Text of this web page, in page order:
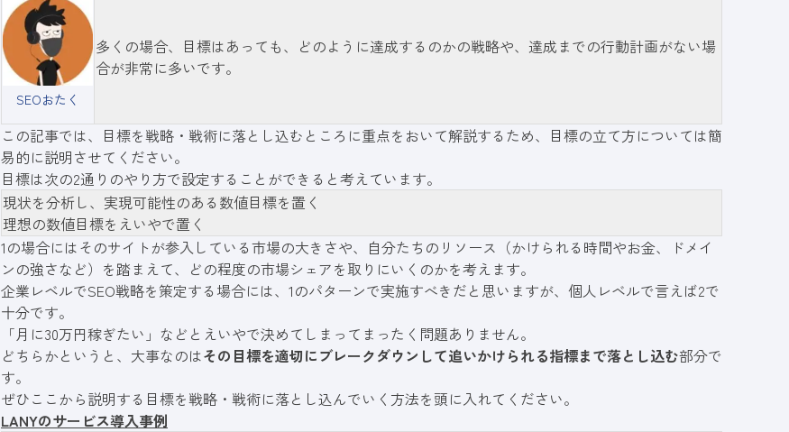
SEOおたく
多くの場合、目標はあっても、どのように達成するのかの戦略や、達成までの行動計画がない場
合が非常に多いです。
この記事では、目標を戦略・戦術に落とし込むところに重点をおいて解説するため、目標の立て方については簡
易的に説明させてください。
目標は次の2通りのやり方で設定することができると考えています。
現状を分析し、実現可能性のある数値目標を置く
理想の数値目標をえいやで置く
1の場合にはそのサイトが参入している市場の大きさや、自分たちのリソース（かけられる時間やお金、ドメイ
ンの強さなど）を踏まえて、どの程度の市場シェアを取りにいくのかを考えます。
企業レベルでSEO戦略を策定する場合には、1のパターンで実施すべきだと思いますが、個人レベルで言えば2で
十分です。
「月に30万円稼ぎたい」などとえいやで決めてしまってまったく問題ありません。
どちらかというと、大事なのはその目標を適切にブレークダウンして追いかけられる指標まで落とし込む部分で
す。
ぜひここから説明する目標を戦略・戦術に落とし込んでいく方法を頭に入れてください。
LANYのサービス導入事例